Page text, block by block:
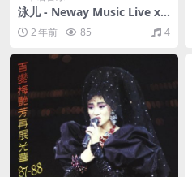
泳儿 - Neway Music Live x
泳儿音乐会（2012/FLAC/分
轨/647M）
2 年前 85 4